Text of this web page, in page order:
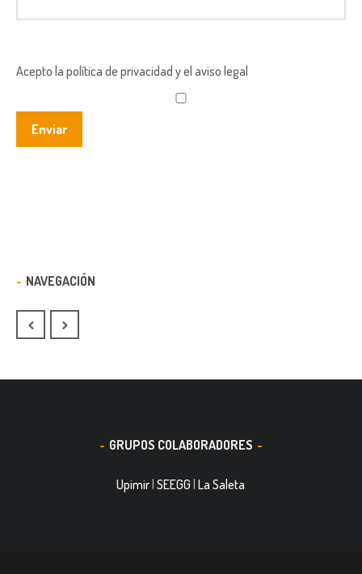
Acepto la política de privacidad y el aviso legal
NAVEGACIÓN
GRUPOS COLABORADORES
Upimir |SEEGG |La Saleta